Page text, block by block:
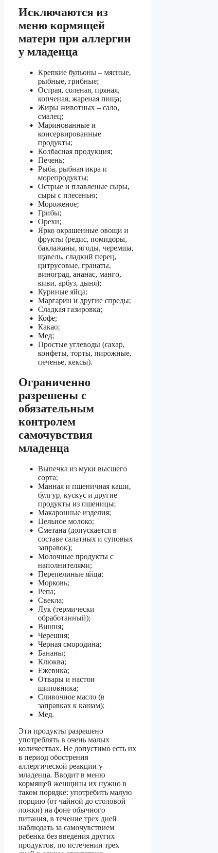
Исключаются из
меню кормящей
матери при аллергии
у младенца
Крепкие бульоны – мясные,
рыбные, грибные;
Острая, соленая, пряная,
копченая, жареная пища;
Жиры животных – сало,
смалец;
Маринованные и
консервированные
продукты;
Колбасная продукция;
Печень;
Рыба, рыбная икра и
морепродукты;
Острые и плавленые сыры,
сыры с плесенью;
Мороженое;
Грибы;
Орехи;
Ярко окрашенные овощи и
фрукты (редис, помидоры,
баклажаны, ягоды, черемша,
щавель, сладкий перец,
цитрусовые, гранаты,
виноград, ананас, манго,
киви, арбуз, дыня);
Куриные яйца;
Маргарин и другие спреды;
Сладкая газировка;
Кофе;
Какао;
Мед;
Простые углеводы (сахар,
конфеты, торты, пирожные,
печенье, кексы).
Ограниченно
разрешены с
обязательным
контролем
самочувствия
младенца
Выпечка из муки высшего
сорта;
Манная и пшеничная каши,
булгур, кускус и другие
продукты из пшеницы;
Макаронные изделия;
Цельное молоко;
Сметана (допускается в
составе салатных и суповых
заправок);
Молочные продукты с
наполнителями;
Перепелиные яйца;
Морковь;
Репа;
Свекла;
Лук (термически
обработанный);
Вишня;
Черешня;
Черная смородина;
Бананы;
Клюква;
Ежевика;
Отвары и настои
шиповника;
Сливочное масло (в
заправках к кашам);
Мед.
Эти продукты разрешено
употреблять в очень малых
количествах. Не допустимо есть их
в период обострения
аллергической реакции у
младенца. Вводит в меню
кормящей женщины их нужно в
таком порядке: употребить малую
порцию (от чайной до столовой
ложки) на фоне обычного
питания, в течение трех дней
наблюдать за самочувствием
ребенка без введения других
продуктов, по истечении трех